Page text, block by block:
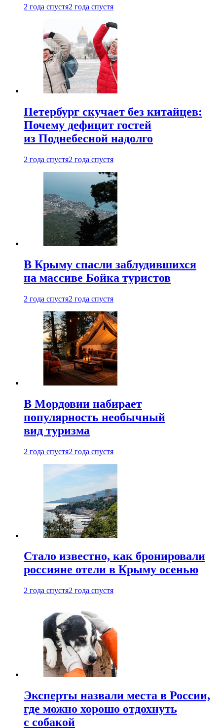
2 года спустя2 года спустя
Петербург скучает без китайцев:
Почему дефицит гостей
из Поднебесной надолго
2 года спустя2 года спустя
В Крыму спасли заблудившихся
на массиве Бойка туристов
2 года спустя2 года спустя
В Мордовии набирает
популярность необычный
вид туризма
2 года спустя2 года спустя
Стало известно, как бронировали
россияне отели в Крыму осенью
2 года спустя2 года спустя
Эксперты назвали места в России,
где можно хорошо отдохнуть
с собакой